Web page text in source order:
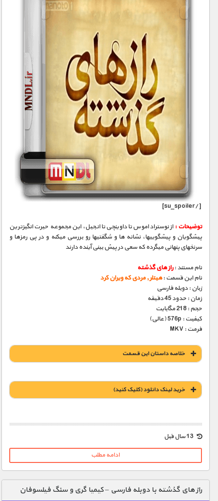
[/su_spoiler]
توضیحات :از نوستراداموس تا داوینچی تا انجیل، این مجموعه حیرت انگیزترین
پیشگویان و پیشگوییها، نشانه­ ها و شگفتیها رو بررسی میکنه و در پی رمزها و
سرنخهای پنهانی میگرده که سعی در پیش بینی آینده دارند
نام مستند :راز های گذشته
نام این قسمت :هیتلر , مردی که ویران کرد
زبان : دوبله فارسی
زمان : حدود 45 دقیقه
حجم : 218 مگابایت
کیفیت : 576p (عالی)
فرمت : MKV
خلاصه داستان این قسمت
خريد لينک دانلود (کليک کنيد)
1900 تومان – خريد لينک دانلود (افزودن به سبد خريد)
ادامه مطلب
راز های گذشته با دوبله فارسی – کیمیا گری و سنگ فیلسوفان